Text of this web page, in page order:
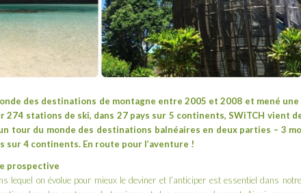
des destinations de montagne entre 2005 et 2008 et mené une
274 stations de ski, dans 27 pays sur 5 continents, SWiTCH vient
tour du monde des destinations balnéaires en deux parties – 3
sur 4 continents. En route pour l’aventure !
prospective
lequel on évolue pour mieux le deviner et l’anticiper est essentiel dans